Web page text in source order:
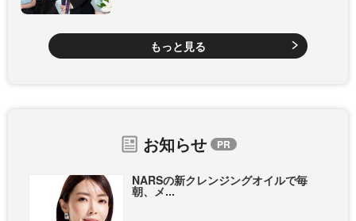
もっと見る
お知らせ
NARSの新クレンジングオイルで毎
朝、メ...